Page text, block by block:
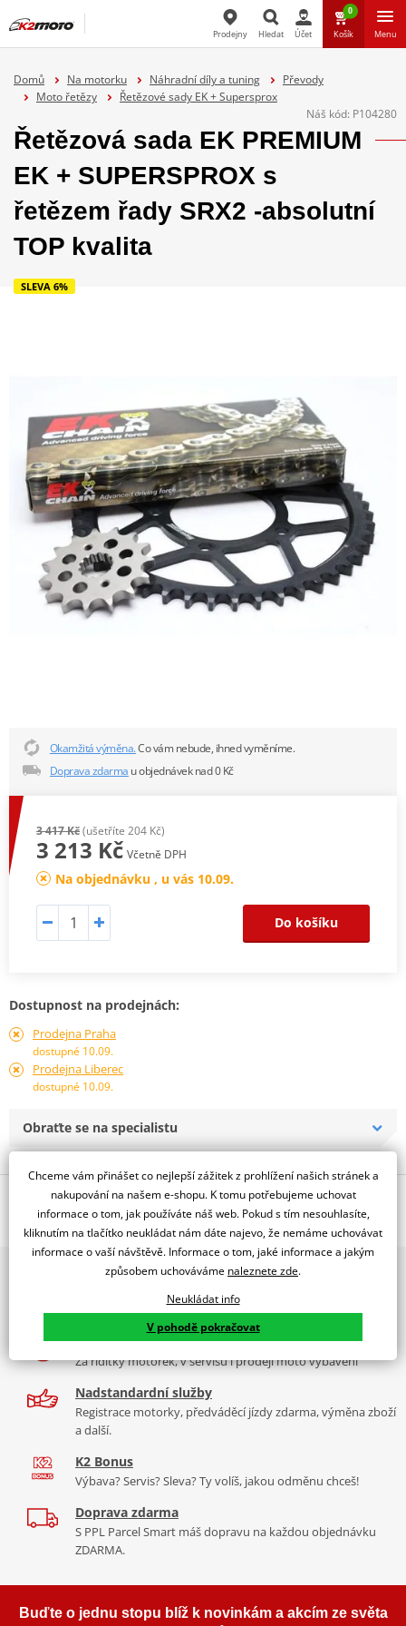
Prodejny Hledat Účet
0
Košík Menu
Domů Na motorku Náhradní díly a tuning
Převody
Moto řetězy
Řetězové sady EK + Supersprox
Náš kód: P104280
Řetězová sada EK PREMIUM
EK + SUPERSPROX s
řetězem řady SRX2 -absolutní
TOP kvalita
SLEVA 6%
Okamžitá výměna.Co vám nebude, ihned vyměníme.
Doprava zdarma u objednávek nad 0 Kč
3 417 Kč(ušetříte 204 Kč)
3 213 Kč Včetně DPH
Na objednávku , u vás 10.09.
Do košíku
Dostupnost na prodejnách:
Prodejna Praha
dostupné 10.09.
Prodejna Liberec
dostupné 10.09.
Obraťte se na specialistu
Popis a parametry
Jsme autorizovaný
dealer značky EK + SUPERSPROX
Řetězová sada - Řetěz EK, řada SRX2, těsněný QX-kroužkem.
Ocelové kolečko a rozeta SUPERSPROX.
Řetěz 520 SRX2
tím, že má jako jediný na trhu ZST (samozřejmě kromě typu MVXZ).
Typické motorky: Honda NC 750S, Kawasaki KLR 650, KTM 690
Enduro/Duke, zároveň se šikne pro sportovní endura a závody
Řada SRX
střední třída, ze které si vybere prakticky každý, prakticky pro
každou motorku, včetně závodních mašin, čtyřkolek. Má QX
2x multibrand showroom
9 značek motocyklů, servis, oblečení, doplňky i náhradní
díly, to vše v Praze a Liberci
Více než 30 let zkušeností
Za řídítky motorek, v servisu i prodeji moto vybavení
Nadstandardní služby
Registrace motorky, předváděcí jízdy zdarma, výměna zboží
a další.
K2 Bonus
Výbava? Servis? Sleva? Ty volíš, jakou odměnu chceš!
Doprava zdarma
S PPL Parcel Smart máš dopravu na každou objednávku
ZDARMA.
Buďte o jednu stopu blíž k novinkám a akcím ze světa
Chceme vám přinášet co nejlepší zážitek z prohlížení našich stránek a
nakupování na našem e-shopu. K tomu potřebujeme uchovat
informace o tom, jak používáte náš web. Pokud s tím nesouhlasíte,
kliknutím na tlačítko neukládat nám dáte najevo, že nemáme uchovávat
informace o vaší návštěvě. Informace o tom, jaké informace a jakým
způsobem uchováváme naleznete zde.
Neukládat info
V pohodě pokračovat